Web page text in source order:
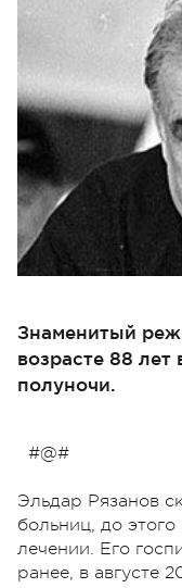
Знаменитый
возрасте 88
полуночи.
#@#
Эльдар Рязанов
больниц, до
лечении. Его
ранее, в августе